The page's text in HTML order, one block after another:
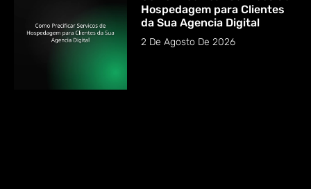
Hospedagem para Clientes
da Sua Agencia Digital
2 De Agosto De 2026